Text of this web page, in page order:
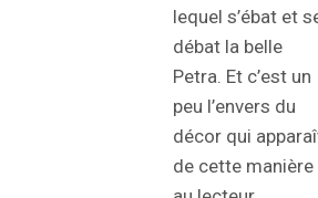
lequel s’ébat et
débat la belle
Petra. Et c’est un
peu l’envers du
décor qui
de cette manière